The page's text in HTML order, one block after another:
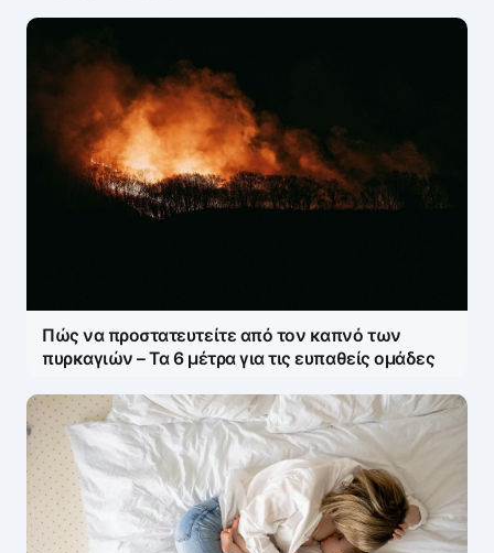
Πώς να προστατευτείτε από τον καπνό των
πυρκαγιών – Τα 6 μέτρα για τις ευπαθείς ομάδες